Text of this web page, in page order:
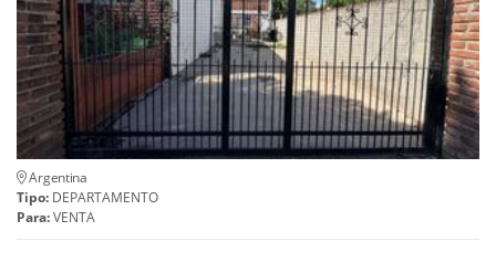
Argentina
Tipo: DEPARTAMENTO
Para:VENTA